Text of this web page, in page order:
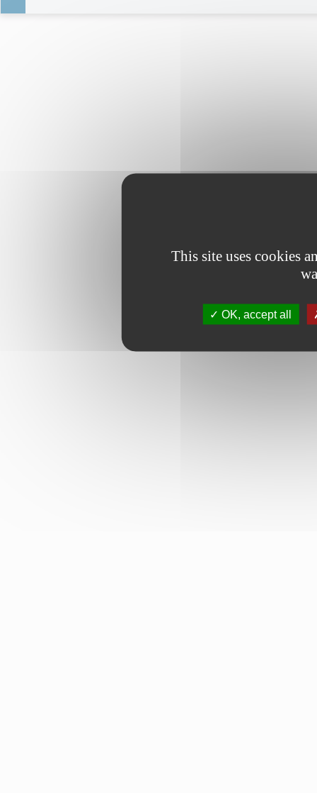
This site uses cookies
OK, accept all